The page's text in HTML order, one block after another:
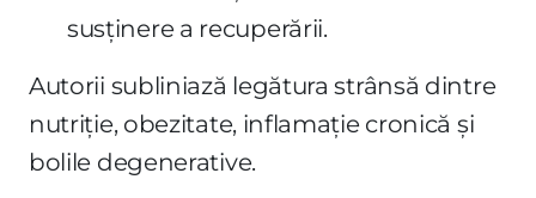
susținere a recuperării.
Autorii subliniază legătura strânsă dintre
nutriție, obezitate, inflamație cronică și
bolile degenerative.